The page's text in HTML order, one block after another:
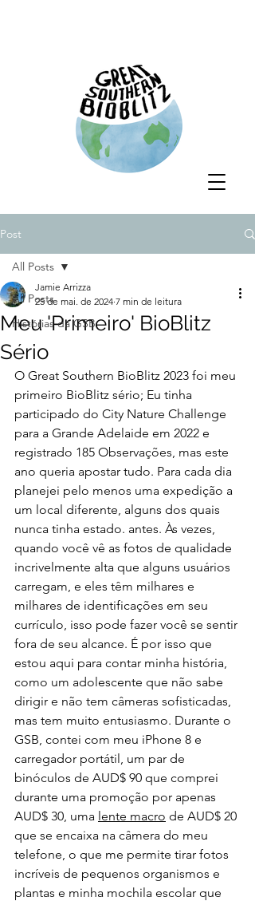
Post
All Posts
Histórias da GSB
All Posts
Meu 'Primeiro' BioBlitz
Sério
Jamie Arrizza
25 de mai. de 2024 7 min de leitura
O Great Southern BioBlitz 2023 foi meu
primeiro BioBlitz sério; Eu tinha
participado do City Nature Challenge
para a Grande Adelaide em 2022 e
registrado 185 Observações, mas este
ano queria apostar tudo. Para cada dia
planejei pelo menos uma expedição a
um local diferente, alguns dos quais
nunca tinha estado. antes. Às vezes,
quando você vê as fotos de qualidade
incrivelmente alta que alguns usuários
carregam, e eles têm milhares e
milhares de identificações em seu
currículo, isso pode fazer você se sentir
fora de seu alcance. É por isso que
estou aqui para contar minha história,
como um adolescente que não sabe
dirigir e não tem câmeras sofisticadas,
mas tem muito entusiasmo. Durante o
GSB, contei com meu iPhone 8 e
carregador portátil, um par de
binóculos de AUD$ 90 que comprei
durante uma promoção por apenas
AUD$ 30, uma lente macro de AUD$ 20
que se encaixa na câmera do meu
telefone, o que me permite tirar fotos
incríveis de pequenos organismos e
plantas e minha mochila escolar que